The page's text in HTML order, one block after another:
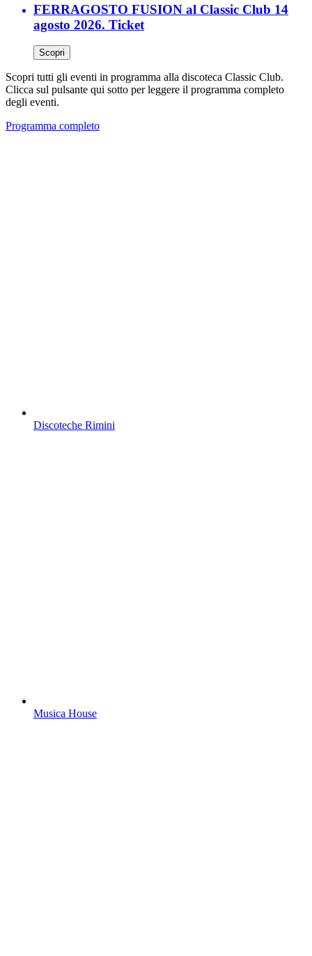
FERRAGOSTO FUSION al Classic Club 14
agosto 2026. Ticket
Scopri
Scopri tutti gli eventi in programma alla discoteca Classic Club.
Clicca sul pulsante qui sotto per leggere il programma completo
degli eventi.
Programma completo
Discoteche Rimini
Musica House